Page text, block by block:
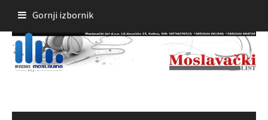
sadržaja
Gornji izbornik